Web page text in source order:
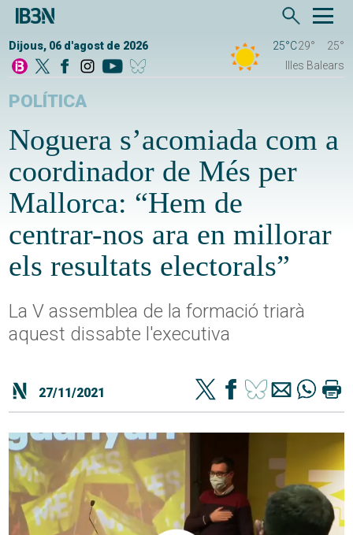
Dijous, 06 d'agost de 2026 25°C29°
25°
Illes Balears
POLÍTICA
Noguera s’acomiada com a
coordinador de Més per
Mallorca: “Hem de
centrar-nos ara en millorar
els resultats electorals”
La V assemblea de la formació triarà
aquest dissabte l'executiva
27/11/2021